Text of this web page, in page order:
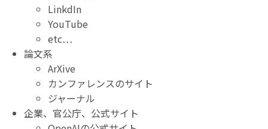
LinkdIn
YouTube
etc…
論文系
ArXive
カンファレンスのサイト
ジャーナル
企業、官公庁、公式サイト